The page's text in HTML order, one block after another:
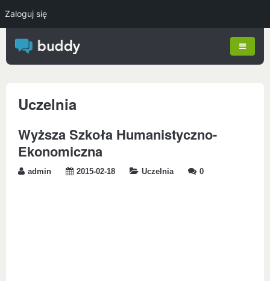
Uczelnia
Wyższa Szkoła Humanistyczno-
Ekonomiczna
admin 2015-02-18 Uczelnia 0
Zaloguj się